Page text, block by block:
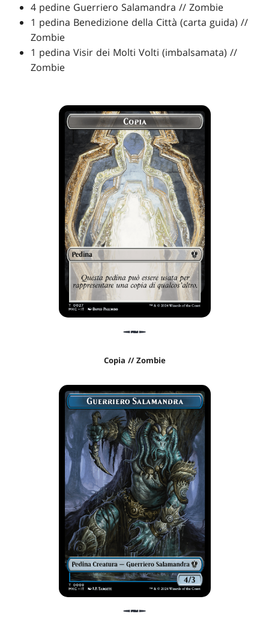
4 pedine Guerriero Salamandra // Zombie
1 pedina Benedizione della Città (carta guida) //
Zombie
1 pedina Visir dei Molti Volti (imbalsamata) //
Zombie
Copia // Zombie